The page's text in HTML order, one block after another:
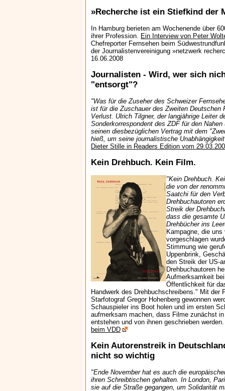
»Recherche ist ein Stiefkind der
In Hamburg berieten am Wochenende über
ihrer Profession. Ein Interview von Peter
Chefreporter Fernsehen beim
der Journalistenvereinigung »netzwerk
16.06.2008
Journalisten - Wird, wer sich
"entsorgt"?
"Was für die Zuseher des Schweizer
ist für die Zuschauer des Zweiten Deutschen
Verlust. Ulrich Tilgner, der langjährige Leiter
Sonderkorrespondent des ZDF für den
seinen diesbezüglichen Vertrag mit dem
hieß, um seine journalistische
Dieter Stille in Readers Edition vom
Kein Drehbuch. Kein Film.
"Kein Drehbuch.
die von der
Saatchi für den
Drehbuchautoren
Streik der
dass die gesamte
Drehbücher ins
Kampagne, die
vorgeschlagen
Stimmung wie
Uppenbrink,
den Streik der US-
Drehbuchautoren
Aufmerksamkeit
Öffentlichkeit für
Handwerk des Drehbuchschreibens." Mit der
Starfotograf Gregor Hohenberg gewonnen
Schauspieler ins Boot holen und im ersten
aufmerksam machen, dass Filme zunächst
entstehen und von ihnen geschrieben
beim VDD
Kein Autorenstreik in
nicht so wichtig
"Ende November hat es auch die
ihren Schreibtischen gehalten. In London,
sie auf die Straße gegangen, um Solidarität